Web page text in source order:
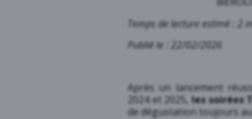
Temps de lecture estimé : 2
Publié le : 22/02/2026
Après un lancement
2024 et 2025, les soirées
de dégustation toujours